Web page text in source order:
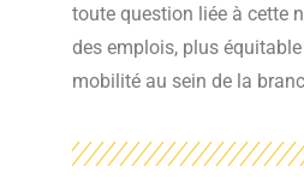
toute question liée à cette
des emplois, plus
mobilité au sein de la